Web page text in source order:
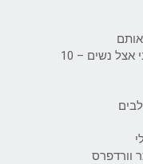
מה אוכלים כדי להגביר את הרצון המיני אצל נשים – 10
וורדפרס